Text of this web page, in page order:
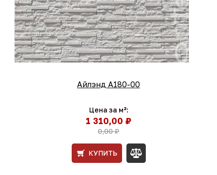
Айлэнд А180-00
Цена за м²:
1 310,00 ₽
0,00 ₽
КУПИТЬ